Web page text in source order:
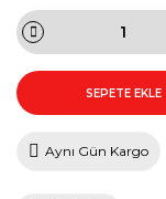
SEPETE EKLE
Aynı Gün Kargo